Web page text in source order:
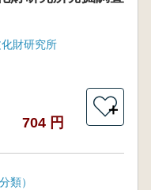
財研究所
704 円
＋
類）